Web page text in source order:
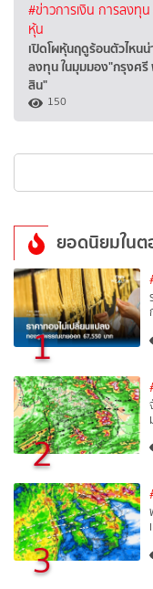
#ข่าวการเงิน การลงทุน
หุ้น
เปิดโผหุ้นฤดูร้อนตัวไหนน่
ลงทุน ในมุมมอง"กรุงศ
สิน"
150
ยอดนิยมใน
1
2
3